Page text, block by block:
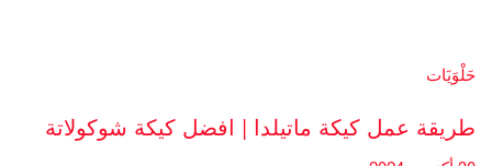
حَلْوَيَات
طريقة عمل كيكة ماتيلدا | افضل كيكة شوكولاتة